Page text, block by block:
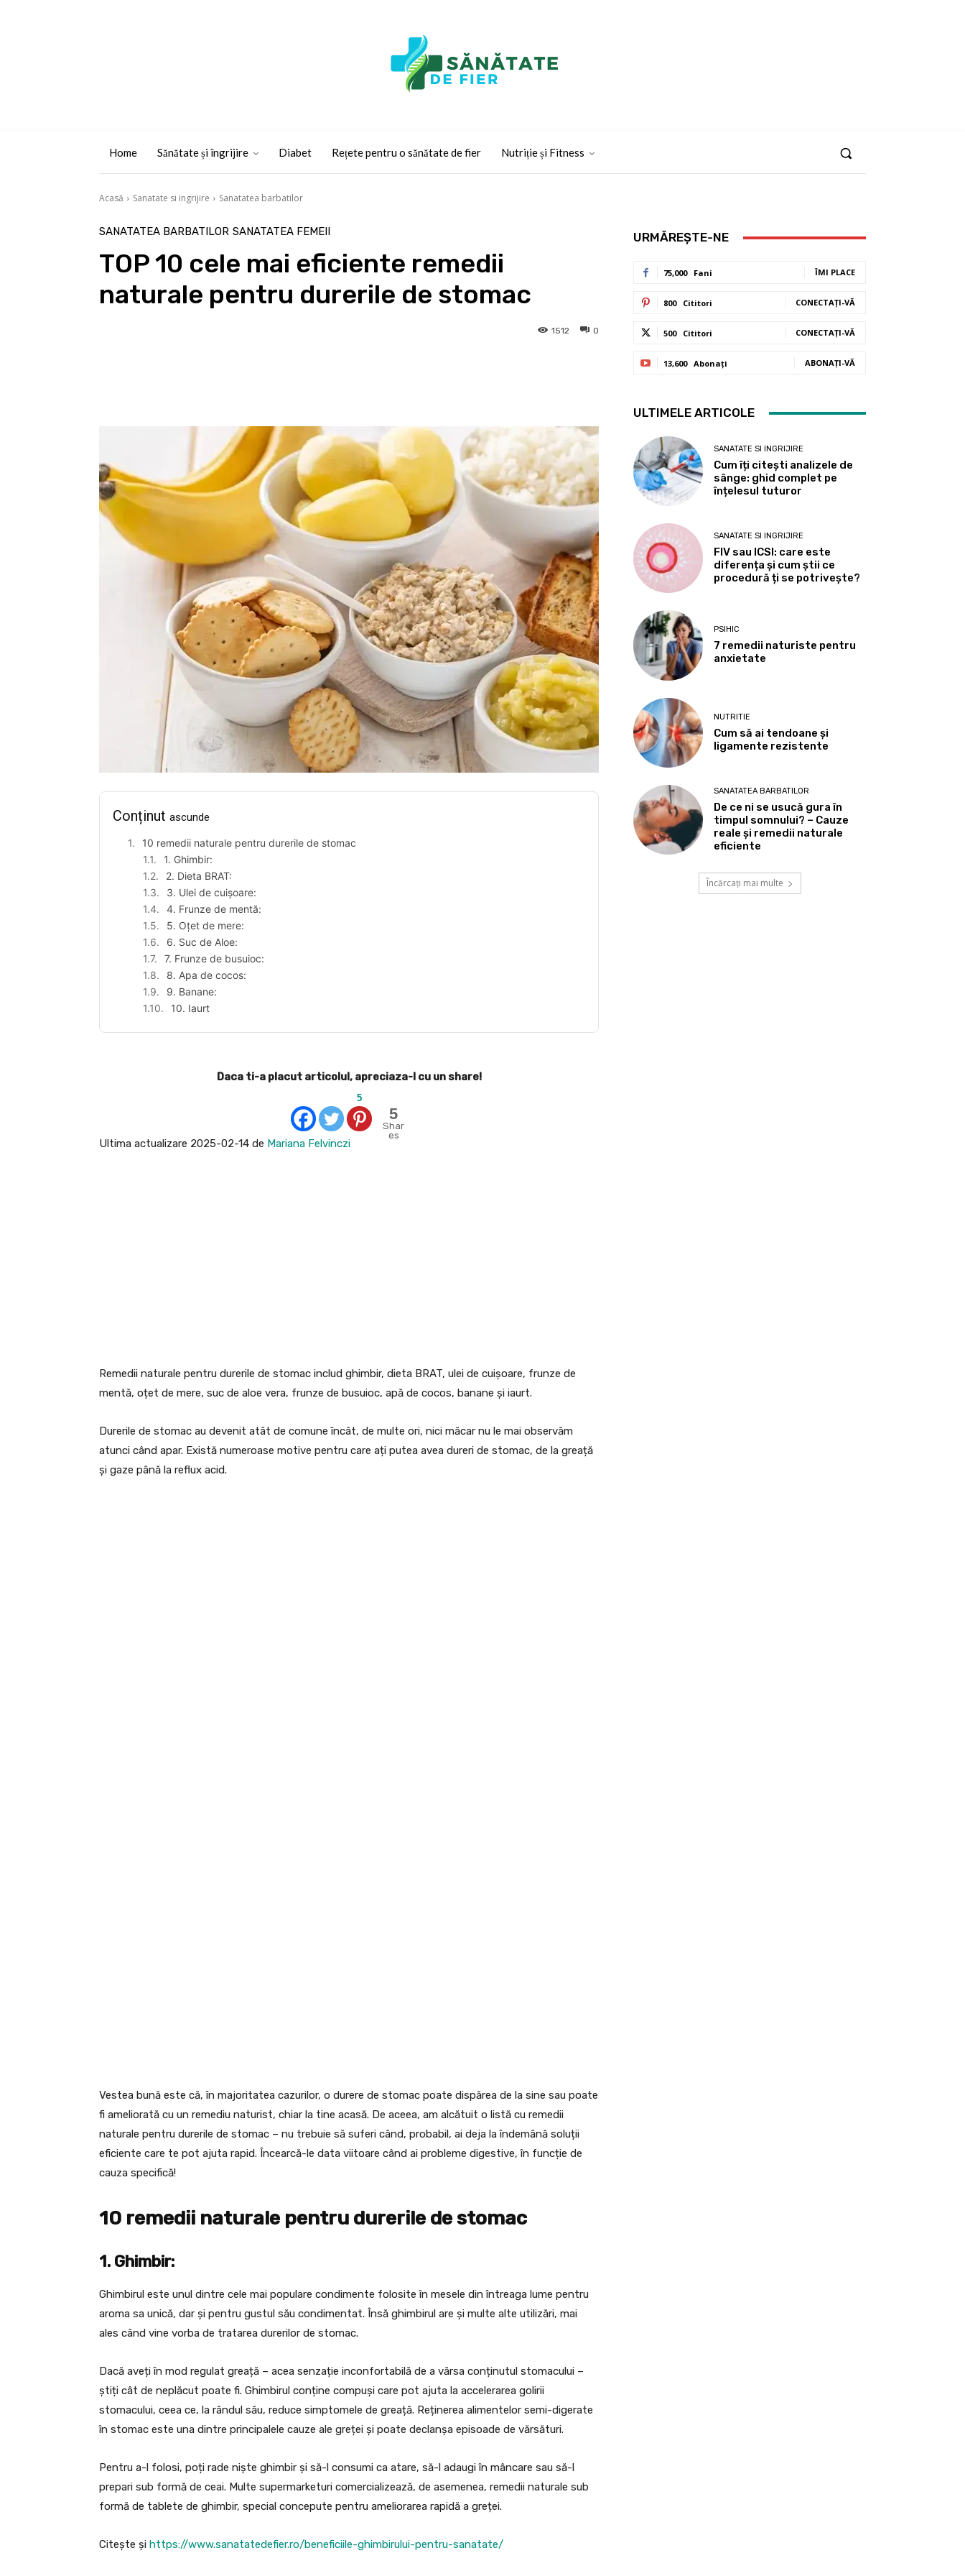
Home Sănătate și îngrijire Diabet Rețete pentru o sănătate de fier Nutriție și Fitness
Acasă Sanatate si ingrijire Sanatatea barbatilor
SANATATEA BARBATILOR SANATATEA FEMEII
TOP 10 cele mai eficiente remedii
naturale pentru durerile de stomac
0
1512
Conținut ascunde
10 remedii naturale pentru durerile de stomac
1. Ghimbir:
2. Dieta BRAT:
3. Ulei de cuișoare:
4. Frunze de mentă:
5. Oțet de mere:
6. Suc de Aloe:
7. Frunze de busuioc:
8. Apa de cocos:
9. Banane:
10. Iaurt
Daca ti-a placut articolul, apreciaza-l cu un share!
5
5
Shar
es
Ultima actualizare 2025-02-14 de Mariana Felvinczi
Remedii naturale pentru durerile de stomac includ ghimbir, dieta BRAT, ulei de cuișoare, frunze de
mentă, oțet de mere, suc de aloe vera, frunze de busuioc, apă de cocos, banane și iaurt.
Durerile de stomac au devenit atât de comune încât, de multe ori, nici măcar nu le mai observăm
atunci când apar. Există numeroase motive pentru care ați putea avea dureri de stomac, de la greață
și gaze până la reflux acid.
Vestea bună este că, în majoritatea cazurilor, o durere de stomac poate dispărea de la sine sau poate
fi ameliorată cu un remediu naturist, chiar la tine acasă. De aceea, am alcătuit o listă cu remedii
naturale pentru durerile de stomac – nu trebuie să suferi când, probabil, ai deja la îndemână soluții
eficiente care te pot ajuta rapid. Încearcă-le data viitoare când ai probleme digestive, în funcție de
cauza specifică!
10 remedii naturale pentru durerile de stomac
1. Ghimbir:
Ghimbirul este unul dintre cele mai populare condimente folosite în mesele din întreaga lume pentru
aroma sa unică, dar și pentru gustul său condimentat. Însă ghimbirul are și multe alte utilizări, mai
ales când vine vorba de tratarea durerilor de stomac.
Dacă aveți în mod regulat greață – acea senzație inconfortabilă de a vărsa conținutul stomacului –
știți cât de neplăcut poate fi. Ghimbirul conține compuși care pot ajuta la accelerarea golirii
stomacului, ceea ce, la rândul său, reduce simptomele de greață. Reținerea alimentelor semi-digerate
în stomac este una dintre principalele cauze ale greței și poate declanșa episoade de vărsături.
Pentru a-l folosi, poți rade niște ghimbir și să-l consumi ca atare, să-l adaugi în mâncare sau să-l
prepari sub formă de ceai. Multe supermarketuri comercializează, de asemenea, remedii naturale sub
formă de tablete de ghimbir, special concepute pentru ameliorarea rapidă a greței.
Citește și https://www.sanatatedefier.ro/beneficiile-ghimbirului-pentru-sanatate/
URMĂREȘTE-NE
75,000 Fani ÎMI PLACE
800 Cititori CONECTAȚI-VĂ
500 Cititori CONECTAȚI-VĂ
13,600 Abonați ABONAȚI-VĂ
ULTIMELE ARTICOLE
SANATATE SI INGRIJIRE
Cum îți citești analizele de
sânge: ghid complet pe
înțelesul tuturor
SANATATE SI INGRIJIRE
FIV sau ICSI: care este
diferența și cum știi ce
procedură ți se potrivește?
PSIHIC
7 remedii naturiste pentru
anxietate
NUTRITIE
Cum să ai tendoane şi
ligamente rezistente
SANATATEA BARBATILOR
De ce ni se usucă gura în
timpul somnului? – Cauze
reale și remedii naturale
eficiente
Încărcați mai multe